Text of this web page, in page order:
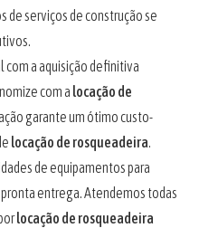
de serviços de construção se
com a aquisição definitiva
com a locação de
garante um ótimo custo-
locação de rosqueadeira.
de equipamentos para
pronta entrega. Atendemos todas
locação de rosqueadeira